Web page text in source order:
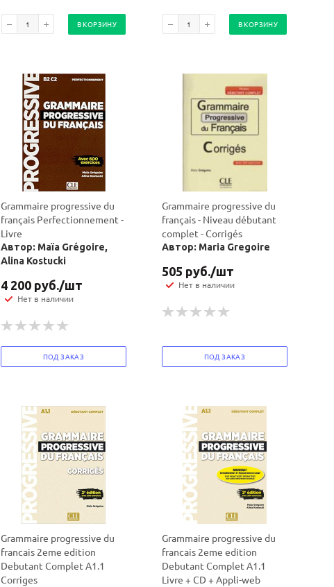
В КОРЗИНУ В КОРЗИНУ
Grammaire progressive du
français Perfectionnement -
Livre
Автор: Maïa Grégoire,
Alina Kostucki
4 200 руб./шт
Нет в наличии
ПОД ЗАКАЗ
Grammaire progressive du
français - Niveau débutant
complet - Corrigés
Автор: Maria Gregoire
505 руб./шт
Нет в наличии
ПОД ЗАКАЗ
Grammaire progressive du
francais 2eme edition
Debutant Complet A1.1
Corriges
Grammaire progressive du
francais 2eme edition
Debutant Complet A1.1
Livre + CD + Appli-web